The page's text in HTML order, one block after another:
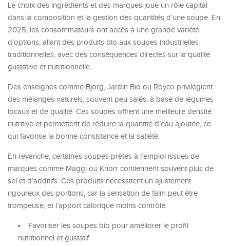
Le choix des ingrédients et des marques joue un rôle capital
dans la composition et la gestion des quantités d’une soupe. En
2025, les consommateurs ont accès à une grande variété
d’options, allant des produits bio aux soupes industrielles
traditionnelles, avec des conséquences directes sur la qualité
gustative et nutritionnelle.
Des enseignes comme Bjorg, Jardin Bio ou Royco privilégient
des mélanges naturels, souvent peu salés, à base de légumes
locaux et de qualité. Ces soupes offrent une meilleure densité
nutritive et permettent de réduire la quantité d’eau ajoutée, ce
qui favorise la bonne consistance et la satiété.
En revanche, certaines soupes prêtes à l’emploi issues de
marques comme Maggi ou Knorr contiennent souvent plus de
sel et d’additifs. Ces produits nécessitent un ajustement
rigoureux des portions, car la sensation de faim peut être
trompeuse, et l’apport calorique moins contrôlé.
Favoriser les soupes bio pour améliorer le profil
nutritionnel et gustatif